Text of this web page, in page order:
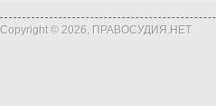
Copyright © 2026, ПРАВОСУДИЯ.НЕТ